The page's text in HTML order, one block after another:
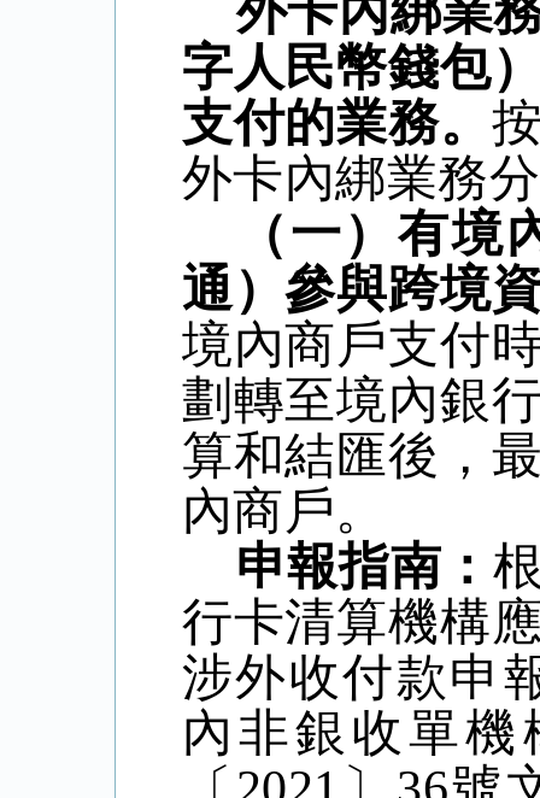
外卡內綁業
字人民幣錢包
支付的業務。
外卡內綁業務
（一）有
通）參與跨境
境內商戶支付
劃轉至境內銀
算和結匯後，
內商戶。
申報指南：
行卡清算機構
涉外收付款申
內非銀收單